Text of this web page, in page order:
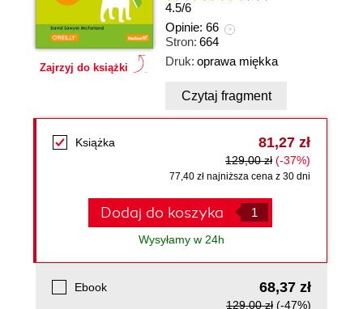
Zajrzyj do książki
4.5/6
Opinie: 66
Stron: 664
Druk: oprawa miękka
Czytaj fragment
Książka 81,27 zł
129,00 zł (-37%)
77,40 zł najniższa cena z 30 dni
Dodaj do koszyka
Wysyłamy w 24h
Ebook 68,37 zł
129,00 zł (-47%)